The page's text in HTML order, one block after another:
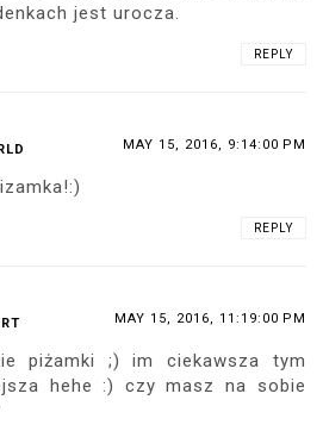
jest urocza.
REPLY
MAY 15, 2016, 9:14:00 PM
REPLY
MAY 15, 2016, 11:19:00 PM
piżamki ;) im ciekawsza tym
hehe :) czy masz na sobie